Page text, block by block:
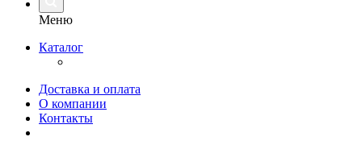
Меню
Каталог
Доставка и оплата
О компании
Контакты